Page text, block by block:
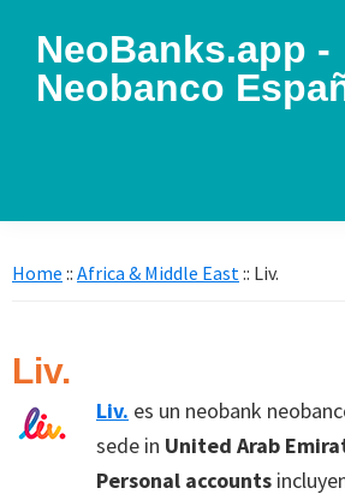
main
primary
NeoBanks.app -
Neobanco
de
neobancos
mundo
Home :: Africa & Middle East:: Liv.
Liv.
Liv. es un neobank
sede in United Arab
Personal accounts